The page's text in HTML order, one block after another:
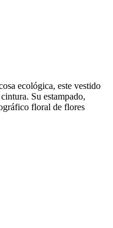
ecológica, este vestido
Su estampado,
floral de flores